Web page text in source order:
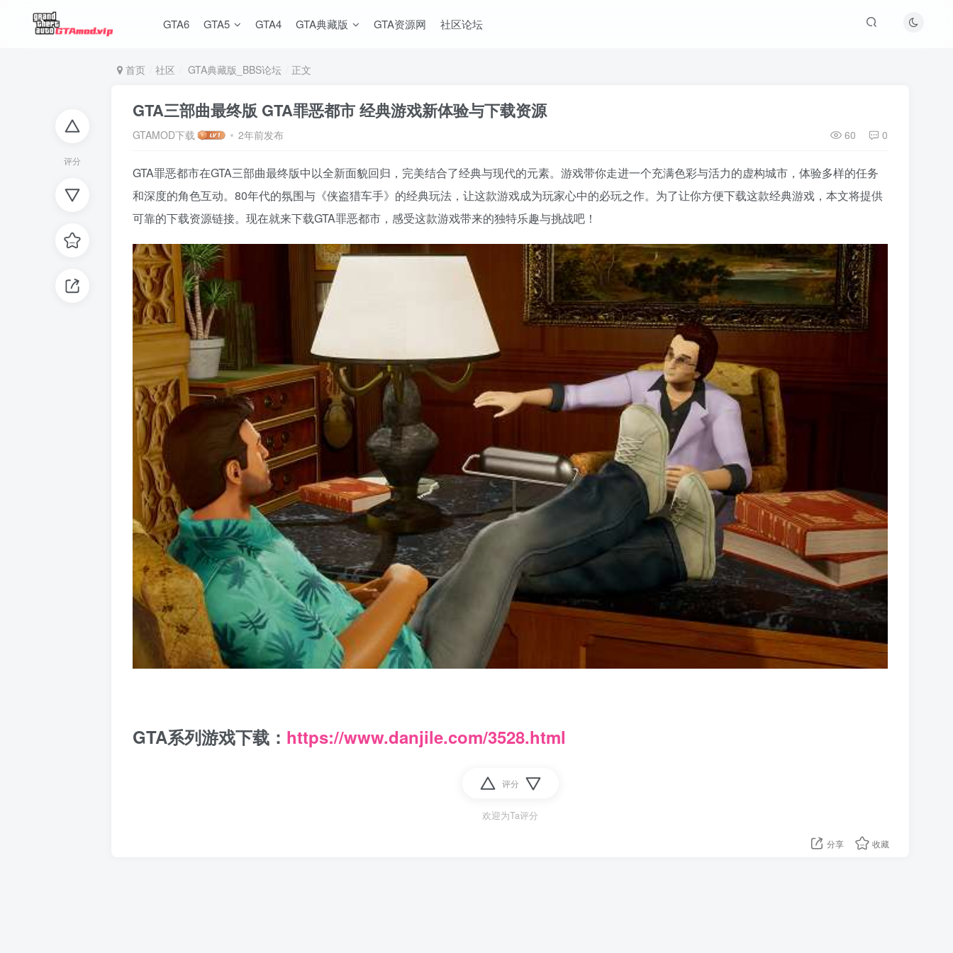
GTA6 GTA5 GTA4 GTA典藏版 GTA资源网 社区论坛
评分
首页 社区 GTA典藏版_BBS论坛 正文
GTA三部曲最终版 GTA罪恶都市 经典游戏新体验与下载资源
GTAMOD下载 2年前发布 60 0
GTA罪恶都市在GTA三部曲最终版中以全新面貌回归，完美结合了经典与现代的元素。游戏带你走进一个充满色彩与活力的虚构城市，体验多样的任务
和深度的角色互动。80年代的氛围与《侠盗猎车手》的经典玩法，让这款游戏成为玩家心中的必玩之作。为了让你方便下载这款经典游戏，本文将提供
可靠的下载资源链接。现在就来下载GTA罪恶都市，感受这款游戏带来的独特乐趣与挑战吧！
GTA系列游戏下载： https://www.danjile.com/3528.html
评分
欢迎为Ta评分
分享 收藏